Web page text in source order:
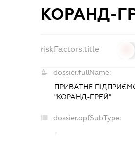
КОРАНД-
riskFactors.title
dossier.fullName:
ПРИВАТНЕ
"КОРАНД-ГРЕЙ"
dossier.opfSubType:
-